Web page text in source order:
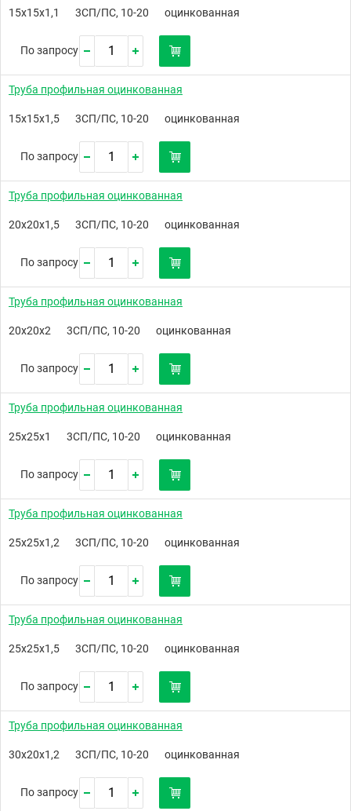
15х15х1,1 3СП/ПС, 10-20 оцинкованная
По запросу
Труба профильная оцинкованная
15х15х1,5 3СП/ПС, 10-20 оцинкованная
По запросу
Труба профильная оцинкованная
20х20х1,5 3СП/ПС, 10-20 оцинкованная
По запросу
Труба профильная оцинкованная
20х20х2 3СП/ПС, 10-20 оцинкованная
По запросу
Труба профильная оцинкованная
25х25х1 3СП/ПС, 10-20 оцинкованная
По запросу
Труба профильная оцинкованная
25х25х1,2 3СП/ПС, 10-20 оцинкованная
По запросу
Труба профильная оцинкованная
25х25х1,5 3СП/ПС, 10-20 оцинкованная
По запросу
Труба профильная оцинкованная
30х20х1,2 3СП/ПС, 10-20 оцинкованная
По запросу